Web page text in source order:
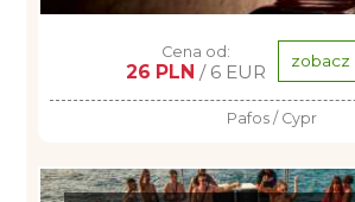
Cena od:
26 PLN / 6 EUR zobacz
Pafos / Cypr